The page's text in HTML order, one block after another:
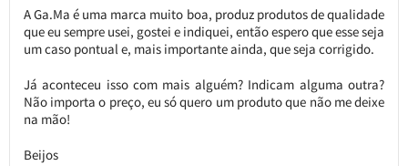
A Ga.Ma é uma marca muito boa, produz produtos de qualidade
que eu sempre usei, gostei e indiquei, então espero que esse seja
um caso pontual e, mais importante ainda, que seja corrigido.
Já aconteceu isso com mais alguém? Indicam alguma outra?
Não importa o preço, eu só quero um produto que não me deixe
na mão!
Beijos